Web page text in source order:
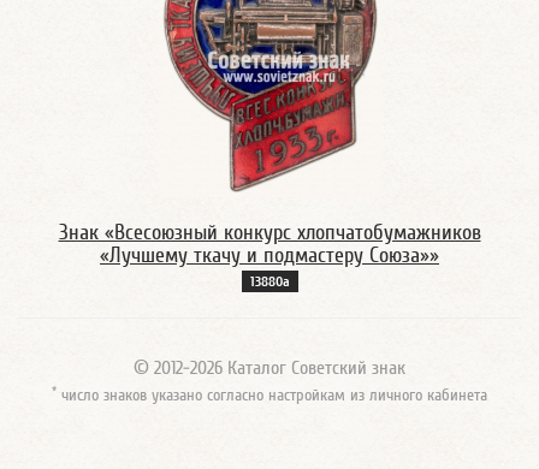
Знак «Всесоюзный конкурс хлопчатобумажников
«Лучшему ткачу и подмастеру Союза»»
13880а
© 2012-2026 Каталог Советский знак
* число знаков указано согласно настройкам из личного кабинета